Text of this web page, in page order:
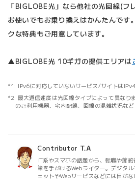
「BIGLOBE光」なら他社の光回線(フ
お使いでもお乗り換えはかんたんです
クな特典もご用意しています。
▲BIGLOBE光 10ギガの提供エリアは
IPv6に対応していないサービス/サイトは
最大通信速度は光回線タイプによって異なり
のご利用機器、宅内配線、回線の混雑状況など
Contributor T.A
IT系やスマホの話題から、転職や節
筆を手がけるWebライター。デジタ
ェットやWebサービスなどには目がな